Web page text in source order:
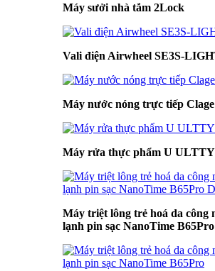
Máy sưởi nhà tắm 2Lock
Vali điện Airwheel SE3S-
Máy nước nóng trực tiếp
Máy rửa thực phẩm U
Máy triệt lông trẻ hoá da công
lạnh pin sạc NanoTime